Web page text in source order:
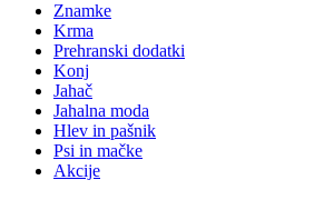
Znamke
Krma
Prehranski dodatki
Konj
Jahač
Jahalna moda
Hlev in pašnik
Psi in mačke
Akcije